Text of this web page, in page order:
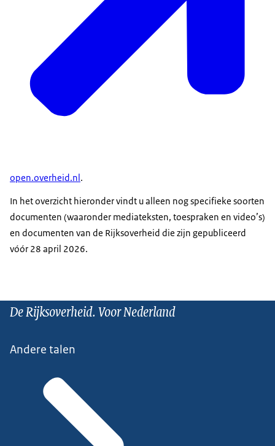
open.overheid.nl.
In het overzicht hieronder vindt u alleen nog specifieke soorten
documenten (waaronder mediateksten, toespraken en video’s)
en documenten van de Rijksoverheid die zijn gepubliceerd
vóór 28 april 2026.
De Rijksoverheid. Voor Nederland
Andere talen